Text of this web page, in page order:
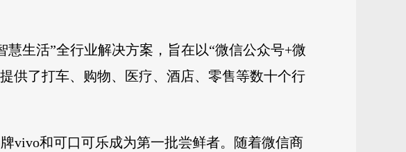
生活”全行业解决方案，旨在以“微信公众号+微
供了打车、购物、医疗、酒店、零售等数十个行
vivo和可口可乐成为第一批尝鲜者。随着微信商